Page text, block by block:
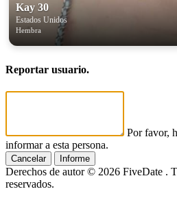
Kay 30
Estados Unidos
Hembra
Reportar usuario.
Por favor,
informar a esta persona.
Cancelar Informe
Derechos de autor © 2026 FiveDate .
reservados.